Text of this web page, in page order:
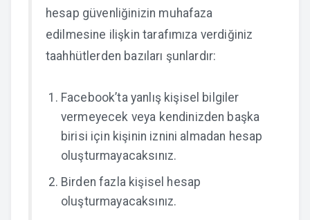
hesap güvenliğinizin muhafaza
edilmesine ilişkin tarafımıza verdiğiniz
taahhütlerden bazıları şunlardır:
Facebook’ta yanlış kişisel bilgiler
vermeyecek veya kendinizden başka
birisi için kişinin iznini almadan hesap
oluşturmayacaksınız.
Birden fazla kişisel hesap
oluşturmayacaksınız.